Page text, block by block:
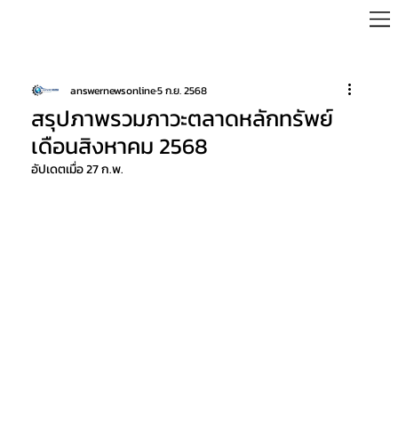
สรุปภาพรวมภาวะตลาดหลักทรัพย์
เดือนสิงหาคม 2568
answernewsonline5 ก.ย. 2568
อัปเดตเมื่อ27 ก.พ.